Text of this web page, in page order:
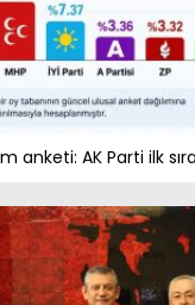
anketi: AK Parti ilk